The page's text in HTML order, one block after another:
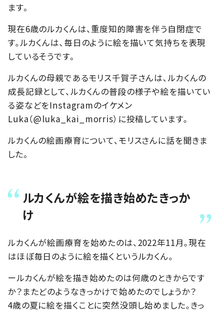
ます。
現在6歳のルカくんは、重度知的障害を伴う自閉症で
す。ルカくんは、毎日のように絵を描いて気持ちを表現
しているそうです。
ルカくんの母親であるモリス千賀子さんは、ルカくんの
成長記録として、ルカくんの普段の様子や絵を描いてい
る姿などをInstagramのイケメン
Luka（@luka_kai_morris）に投稿しています。
ルカくんの絵画療育について、モリスさんに話を聞きま
した。
ルカくんが絵を描き始めたきっか
け
ルカくんが絵画療育を始めたのは、2022年11月。現在
はほぼ毎日のように絵を描くというルカくん。
ールカくんが絵を描き始めたのは何歳のときからです
か？またどのようなきっかけで始めたのでしょうか？
4歳の夏に絵を描くことに突然没頭し始めました。きっ